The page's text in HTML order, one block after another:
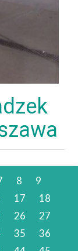
8
9
17
18
26
27
35
36